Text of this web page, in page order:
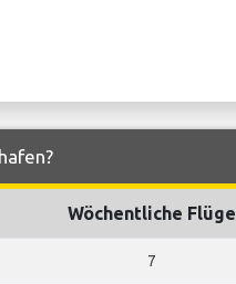
Wöchentliche Flüge
7